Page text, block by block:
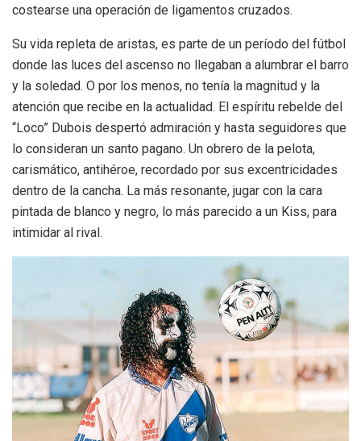
costearse una operación de ligamentos cruzados.
Su vida repleta de aristas, es parte de un período del fútbol
donde las luces del ascenso no llegaban a alumbrar el barro
y la soledad. O por los menos, no tenía la magnitud y la
atención que recibe en la actualidad. El espíritu rebelde del
“Loco” Dubois despertó admiración y hasta seguidores que
lo consideran un santo pagano. Un obrero de la pelota,
carismático, antihéroe, recordado por sus excentricidades
dentro de la cancha. La más resonante, jugar con la cara
pintada de blanco y negro, lo más parecido a un Kiss, para
intimidar al rival.